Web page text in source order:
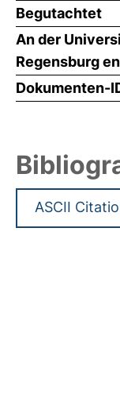
Begutachtet
An der
Regensburg
Dokumenten-